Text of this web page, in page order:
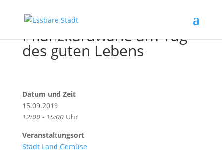
Pflanzkarawane am Tag
des guten Lebens
Datum und Zeit
15.09.2019
12:00 - 15:00Uhr
Veranstaltungsort
Stadt Land Gemüse